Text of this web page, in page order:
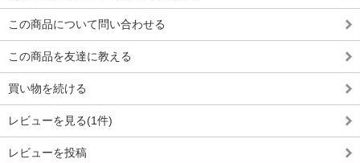
この商品について問い合わせる
この商品を友達に教える
買い物を続ける
レビューを見る(1件)
レビューを投稿